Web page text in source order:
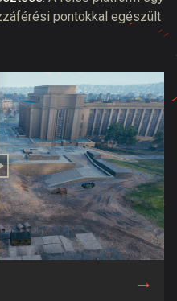
pontokkal egészült